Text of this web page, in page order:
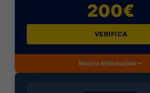
200€
VERIFICA
Mostra Informazioni